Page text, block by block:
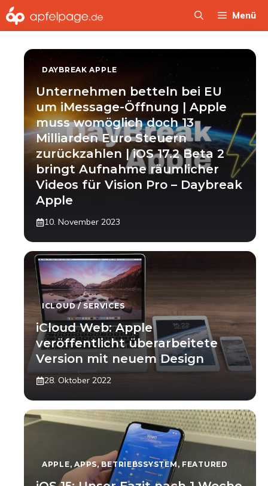
Zum
Inhalt
Menü
DAYBREAK APPLE
Unternehmen betteln bei EU
um iMessage-Öffnung | Apple
muss womöglich doch 13
Milliarden Euro Steuern
zurückzahlen | iOS 17.2 Beta 2
bringt Aufnahme räumlicher
Videos für Vision Pro – Daybreak
Apple
10. November 2023
ICLOUD / SERVICES
iCloud Web: Apple
veröffentlicht überarbeitete
Version mit neuem Design
28. Oktober 2022
APPLE,APPS,BETRIEBSSYSTEM, FEATURED